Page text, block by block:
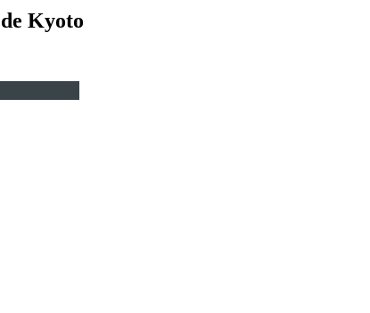
Kyoto